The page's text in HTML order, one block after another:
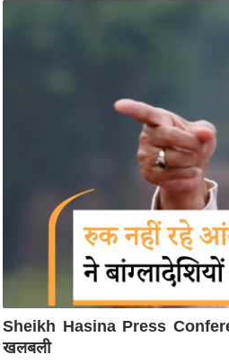
Sheikh Hasina Press
खलबली